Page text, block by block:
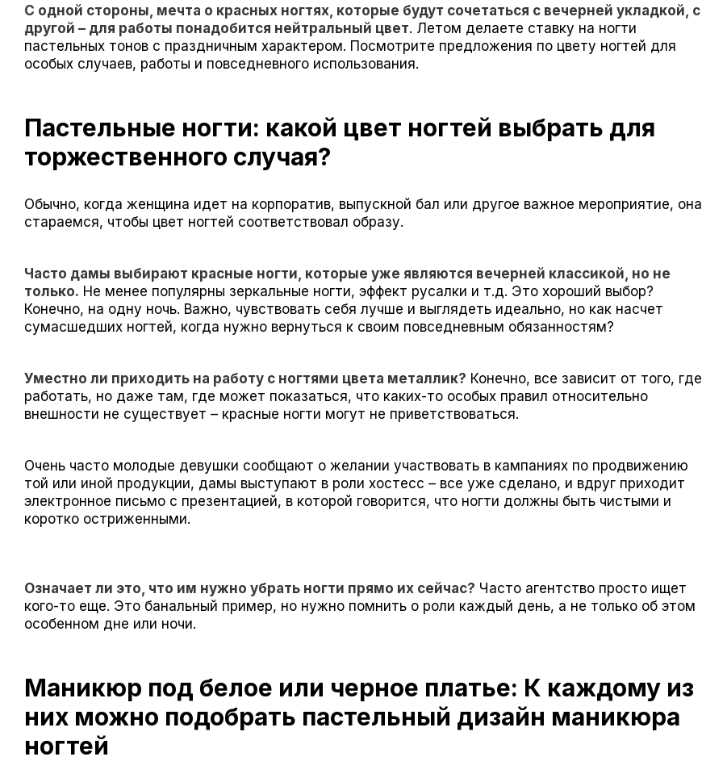
С одной стороны, мечта о красных ногтях, которые будут сочетаться с вечерней укладкой, с
другой – для работы понадобится нейтральный цвет. Летом делаете ставку на ногти
пастельных тонов с праздничным характером. Посмотрите предложения по цвету ногтей для
особых случаев, работы и повседневного использования.
Пастельные ногти: какой цвет ногтей выбрать для
торжественного случая?
Обычно, когда женщина идет на корпоратив, выпускной бал или другое важное мероприятие, она
стараемся, чтобы цвет ногтей соответствовал образу.
Часто дамы выбирают красные ногти, которые уже являются вечерней классикой, но не
только. Не менее популярны зеркальные ногти, эффект русалки и т.д. Это хороший выбор?
Конечно, на одну ночь. Важно, чувствовать себя лучше и выглядеть идеально, но как насчет
сумасшедших ногтей, когда нужно вернуться к своим повседневным обязанностям?
Уместно ли приходить на работу с ногтями цвета металлик? Конечно, все зависит от того, где
работать, но даже там, где может показаться, что каких-то особых правил относительно
внешности не существует – красные ногти могут не приветствоваться.
Очень часто молодые девушки сообщают о желании участвовать в кампаниях по продвижению
той или иной продукции, дамы выступают в роли хостесс – все уже сделано, и вдруг приходит
электронное письмо с презентацией, в которой говорится, что ногти должны быть чистыми и
коротко остриженными.
Означает ли это, что им нужно убрать ногти прямо их сейчас? Часто агентство просто ищет
кого-то еще. Это банальный пример, но нужно помнить о роли каждый день, а не только об этом
особенном дне или ночи.
Маникюр под белое или черное платье: К каждому из
них можно подобрать пастельный дизайн маникюра
ногтей